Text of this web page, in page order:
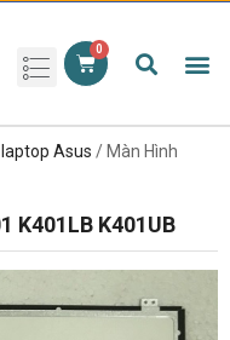
Asus / Màn Hình
K401LB K401UB